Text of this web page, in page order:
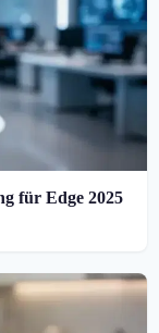
für Edge 2025